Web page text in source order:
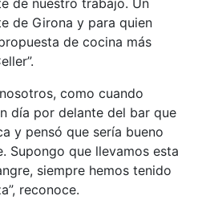
de nuestro trabajo. Un
de Girona y para quien
de cocina más
como cuando
día por delante del bar que
y pensó que sería bueno
Supongo que llevamos esta
siempre hemos tenido
reconoce.